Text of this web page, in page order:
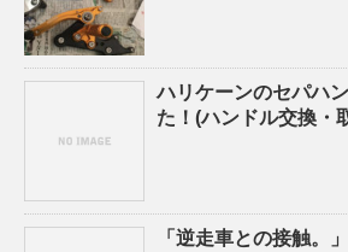
ハリケーンのセパハ
た！(ハンドル交換・
「逆走車との接触。